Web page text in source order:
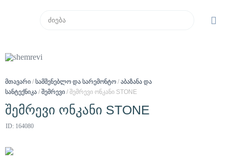
მთავარი / სამშენებლო და სარემონტო / აბაზანა და
სანტექნიკა / შემრევი / შემრევი ონკანი STONE
შემრევი ონკანი STONE
ID: 164080